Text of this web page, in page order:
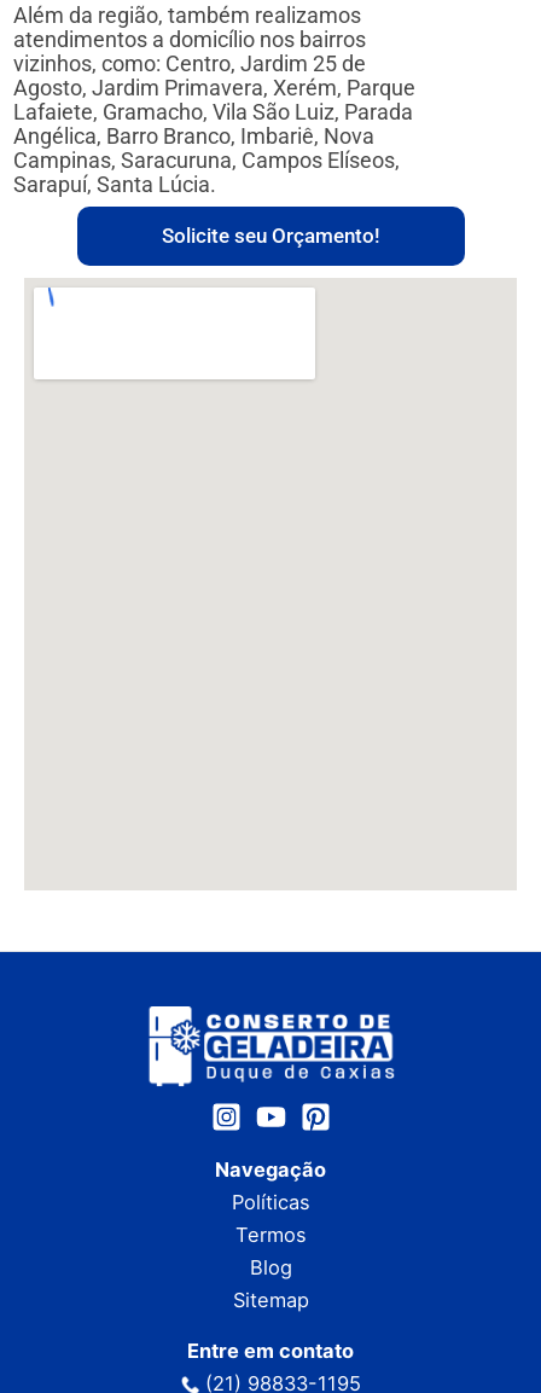
Além da região, também realizamos
atendimentos a domicílio nos bairros
vizinhos, como: Centro, Jardim 25 de
Agosto, Jardim Primavera, Xerém, Parque
Lafaiete, Gramacho, Vila São Luiz, Parada
Angélica, Barro Branco, Imbariê, Nova
Campinas, Saracuruna, Campos Elíseos,
Sarapuí, Santa Lúcia.
Solicite seu Orçamento!
Navegação
Políticas
Termos
Blog
Sitemap
Entre em contato
(21) 98833-1195